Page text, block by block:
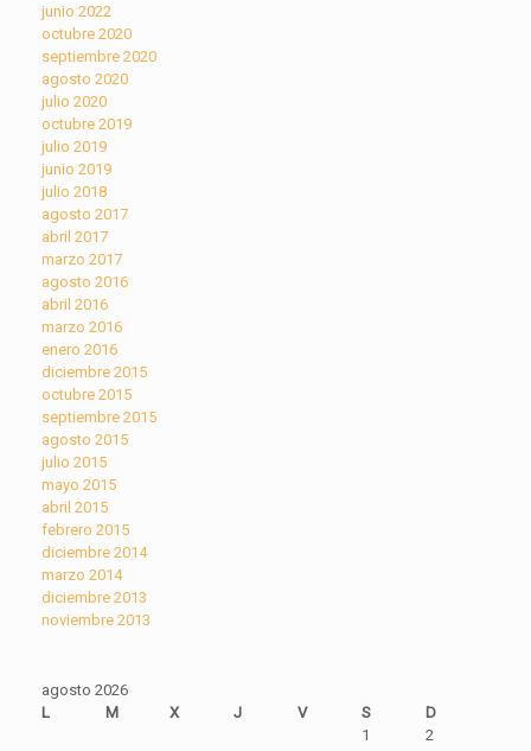
junio 2022
octubre 2020
septiembre 2020
agosto 2020
julio 2020
octubre 2019
julio 2019
junio 2019
julio 2018
agosto 2017
abril 2017
marzo 2017
agosto 2016
abril 2016
marzo 2016
enero 2016
diciembre 2015
octubre 2015
septiembre 2015
agosto 2015
julio 2015
mayo 2015
abril 2015
febrero 2015
diciembre 2014
marzo 2014
diciembre 2013
noviembre 2013
agosto 2026
L
M X J V S
D
1
2